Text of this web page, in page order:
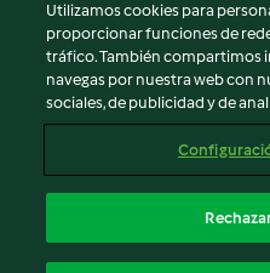
Términos de uso
Política de privacidad
Aviso legal
Información legal
Reportar contenido
Declaración de accesibilidad
Utilizamos cookies para
proporcionar funciones de
tráfico. También compartimos
navegas por nuestra web con
sociales, de publicidad y de